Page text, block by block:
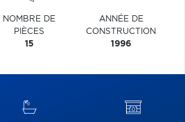
NOMBRE DE
PIÈCES
15
ANNÉE DE
CONSTRUCTION
1996